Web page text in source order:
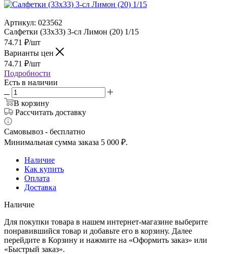
Артикул: 023562
Салфетки (33х33) 3-сл Лимон (20) 1/15
74.71 ₽/шт
Варианты цен
74.71 ₽/шт
Подробности
Есть в наличии
В корзину
Рассчитать доставку
Самовывоз - бесплатно
Минимальная сумма заказа 5 000 ₽.
Наличие
Как купить
Оплата
Доставка
Наличие
Для покупки товара в нашем интернет-магазине выберите
понравившийся товар и добавьте его в корзину. Далее
перейдите в Корзину и нажмите на «Оформить заказ» или
«Быстрый заказ».